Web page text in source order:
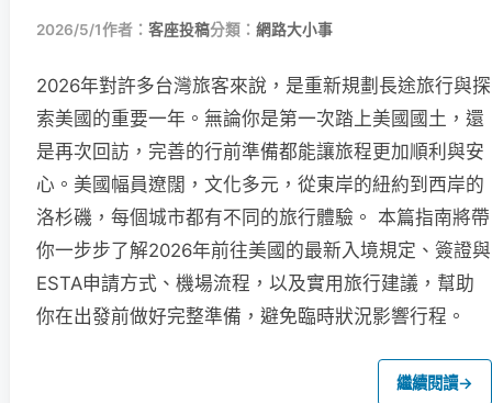
2026/5/1作者： 客座投稿分類： 網路大小事
2026年對許多台灣旅客來說，是重新規劃長途旅行與探
索美國的重要一年。無論你是第一次踏上美國國土，還
是再次回訪，完善的行前準備都能讓旅程更加順利與安
心。美國幅員遼闊，文化多元，從東岸的紐約到西岸的
洛杉磯，每個城市都有不同的旅行體驗。 本篇指南將帶
你一步步了解2026年前往美國的最新入境規定、簽證與
ESTA申請方式、機場流程，以及實用旅行建議，幫助
你在出發前做好完整準備，避免臨時狀況影響行程。
繼續閱讀→